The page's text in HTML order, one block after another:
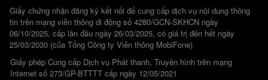
Giấy chứng nhận đăng ký kết nối để cung cấp dịch vụ nội dung thông
tin trên mạng viễn thông di động số 4280/GCN-SKHCN ngày
06/10/2025, cấp lần đầu ngày 26/03/2025, có giá trị đến hết ngày
25/03/2030 (của Tổng Công ty Viễn thông MobiFone)
Giấy phép Cung cấp Dịch vụ Phát thanh, Truyền hình trên mạng
Internet số 273/GP-BTTTT cấp ngày 12/05/2021